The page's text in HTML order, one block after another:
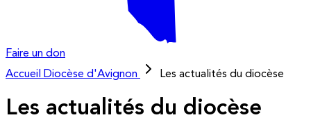
Faire un don
Accueil
Diocèse d'Avignon Les actualités du diocèse
Les actualités du diocèse